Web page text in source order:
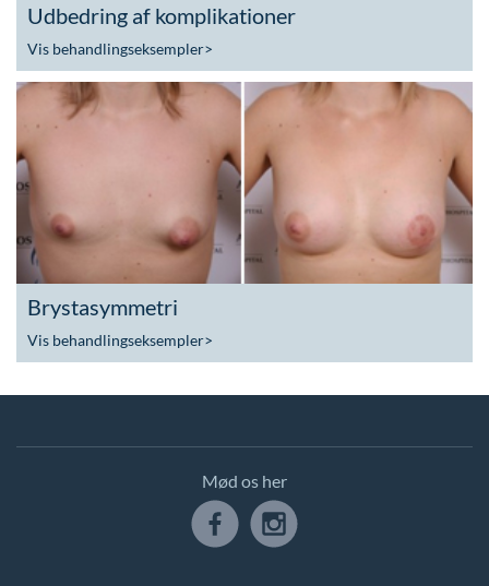
Udbedring af komplikationer
Vis behandlingseksempler>
Brystasymmetri
Vis behandlingseksempler>
Mød os her